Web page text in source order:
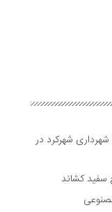
شهرکرد در
کشاند